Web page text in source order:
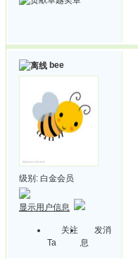
bee
级别: 白金会员
显示用户信息
关注
Ta
发消
息